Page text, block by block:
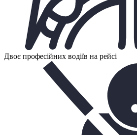
Двоє професійних водіїв на рейсі